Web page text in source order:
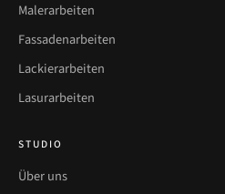
Malerarbeiten
Fassadenarbeiten
Lackierarbeiten
Lasurarbeiten
STUDIO
Über uns